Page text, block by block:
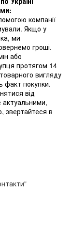
компанії
Якщо у
ми
гроші.
або
протягом 14
вигляду
факт покупки.
від
актуальними,
звертайтеся в